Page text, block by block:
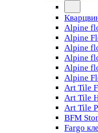
Alpine
Alpine
Alpine
Alpine
Alpine
Alpine
Art Tile
Art Tile
Art Tile
BFM
Fargo